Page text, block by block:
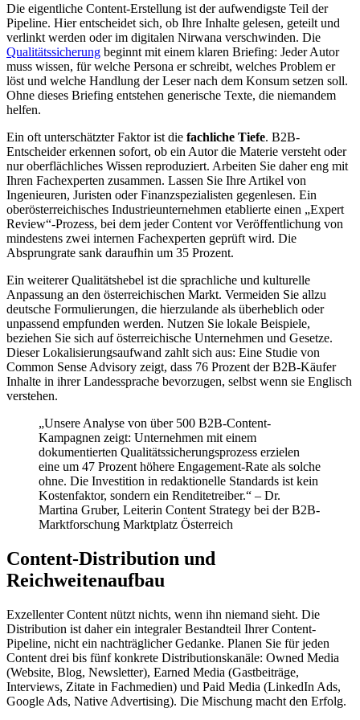
Die eigentliche Content-Erstellung ist der aufwendigste Teil der
Pipeline. Hier entscheidet sich, ob Ihre Inhalte gelesen, geteilt und
verlinkt werden oder im digitalen Nirwana verschwinden. Die
Qualitätssicherung beginnt mit einem klaren Briefing: Jeder Autor
muss wissen, für welche Persona er schreibt, welches Problem er
löst und welche Handlung der Leser nach dem Konsum setzen soll.
Ohne dieses Briefing entstehen generische Texte, die niemandem
helfen.
Ein oft unterschätzter Faktor ist die fachliche Tiefe. B2B-
Entscheider erkennen sofort, ob ein Autor die Materie versteht oder
nur oberflächliches Wissen reproduziert. Arbeiten Sie daher eng mit
Ihren Fachexperten zusammen. Lassen Sie Ihre Artikel von
Ingenieuren, Juristen oder Finanzspezialisten gegenlesen. Ein
oberösterreichisches Industrieunternehmen etablierte einen „Expert
Review“-Prozess, bei dem jeder Content vor Veröffentlichung von
mindestens zwei internen Fachexperten geprüft wird. Die
Absprungrate sank daraufhin um 35 Prozent.
Ein weiterer Qualitätshebel ist die sprachliche und kulturelle
Anpassung an den österreichischen Markt. Vermeiden Sie allzu
deutsche Formulierungen, die hierzulande als überheblich oder
unpassend empfunden werden. Nutzen Sie lokale Beispiele,
beziehen Sie sich auf österreichische Unternehmen und Gesetze.
Dieser Lokalisierungsaufwand zahlt sich aus: Eine Studie von
Common Sense Advisory zeigt, dass 76 Prozent der B2B-Käufer
Inhalte in ihrer Landessprache bevorzugen, selbst wenn sie Englisch
verstehen.
„Unsere Analyse von über 500 B2B-Content-
Kampagnen zeigt: Unternehmen mit einem
dokumentierten Qualitätssicherungsprozess erzielen
eine um 47 Prozent höhere Engagement-Rate als solche
ohne. Die Investition in redaktionelle Standards ist kein
Kostenfaktor, sondern ein Renditetreiber.“ – Dr.
Martina Gruber, Leiterin Content Strategy bei der B2B-
Marktforschung Marktplatz Österreich
Content-Distribution und
Reichweitenaufbau
Exzellenter Content nützt nichts, wenn ihn niemand sieht. Die
Distribution ist daher ein integraler Bestandteil Ihrer Content-
Pipeline, nicht ein nachträglicher Gedanke. Planen Sie für jeden
Content drei bis fünf konkrete Distributionskanäle: Owned Media
(Website, Blog, Newsletter), Earned Media (Gastbeiträge,
Interviews, Zitate in Fachmedien) und Paid Media (LinkedIn Ads,
Google Ads, Native Advertising). Die Mischung macht den Erfolg.